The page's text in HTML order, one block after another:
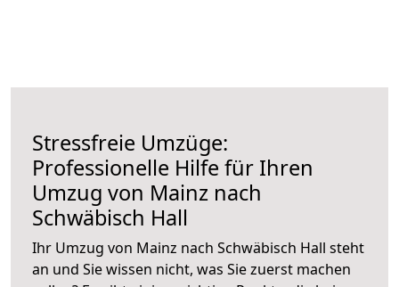
Stressfreie Umzüge:
Professionelle Hilfe für Ihren
Umzug von Mainz nach
Schwäbisch Hall
Ihr Umzug von Mainz nach Schwäbisch Hall steht
an und Sie wissen nicht, was Sie zuerst machen